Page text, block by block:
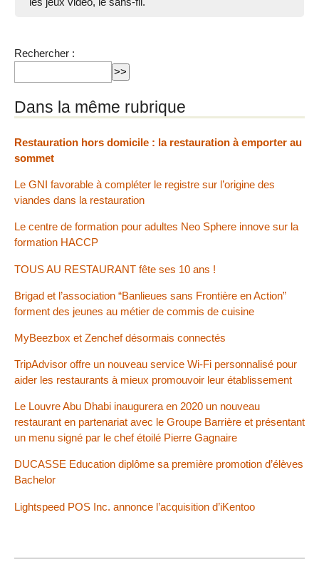
Rechercher :
Dans la même rubrique
Restauration hors domicile : la restauration à emporter au
sommet
Le GNI favorable à compléter le registre sur l’origine des
viandes dans la restauration
Le centre de formation pour adultes Neo Sphere innove sur la
formation HACCP
TOUS AU RESTAURANT fête ses 10 ans !
Brigad et l’association “Banlieues sans Frontière en Action”
forment des jeunes au métier de commis de cuisine
MyBeezbox et Zenchef désormais connectés
TripAdvisor offre un nouveau service Wi-Fi personnalisé pour
aider les restaurants à mieux promouvoir leur établissement
Le Louvre Abu Dhabi inaugurera en 2020 un nouveau
restaurant en partenariat avec le Groupe Barrière et présentant
un menu signé par le chef étoilé Pierre Gagnaire
DUCASSE Education diplôme sa première promotion d’élèves
Bachelor
Lightspeed POS Inc. annonce l’acquisition d’iKentoo